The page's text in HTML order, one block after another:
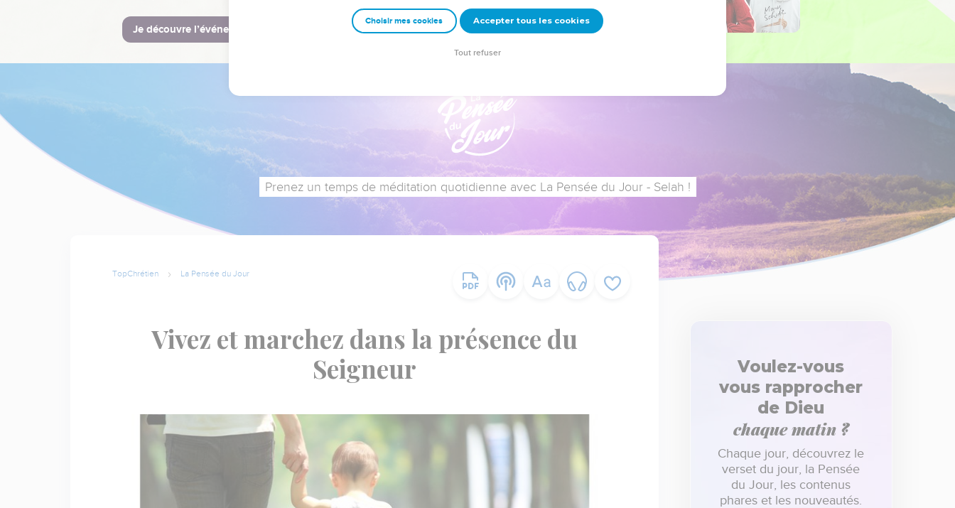
Je découvre l’événement
Prenez un temps de méditation quotidienne avec La Pensée du Jour - Selah !
TopChrétien La Pensée du Jour
Vivez et marchez dans la présence du
Seigneur
Voulez-vous
vous rapprocher
de Dieu
chaque matin ?
Chaque jour, découvrez le
verset du jour, la Pensée
du Jour, les contenus
phares et les nouveautés.
Choisir mes cookies Accepter tous les cookies
Tout refuser